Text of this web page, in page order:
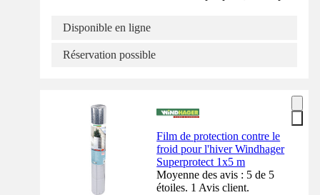
Disponible en ligne
Réservation possible
Film de protection contre le
froid pour l'hiver Windhager
Superprotect 1x5 m
Moyenne des avis : 5 de 5
étoiles. 1 Avis client.